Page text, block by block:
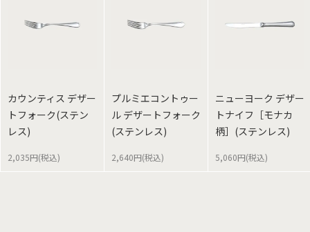
カウンティス デザー
トフォーク(ステン
レス)
2,035円(税込)
プルミエコントゥー
ル デザートフォーク
(ステンレス)
2,640円(税込)
ニューヨーク デザー
トナイフ［モナカ
柄］(ステンレス)
5,060円(税込)